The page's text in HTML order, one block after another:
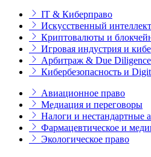
IT & Киберправо
Искусственный
Криптовалюты и
Игровая индустрия и
Арбитраж & Due Diligence
Кибербезопасность и
Авиационное право
Медиация и переговоры
Налоги и нестандартные
Фармацевтическое и
Экологическое право